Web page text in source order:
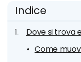
Indice
Dove si trova
Come